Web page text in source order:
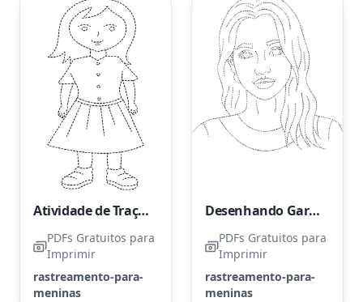
Atividade de Traçado para Meninas Adoráveis
PDFs Gratuitos para
Imprimir
rastreamento-para-
meninas
Desenhando Garota Bonita
PDFs Gratuitos para
Imprimir
rastreamento-para-
meninas